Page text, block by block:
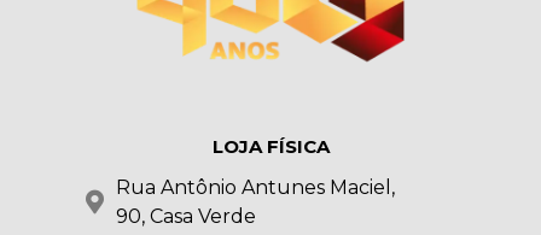
LOJA FÍSICA
Rua Antônio Antunes Maciel,
90, Casa Verde